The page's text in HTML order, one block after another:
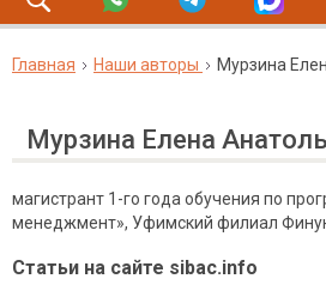
Главная Наши авторы Мурзина
Мурзина Елена
магистрант 1-го года обучения по
менеджмент», Уфимский филиал
Статьи на сайте sibac.info